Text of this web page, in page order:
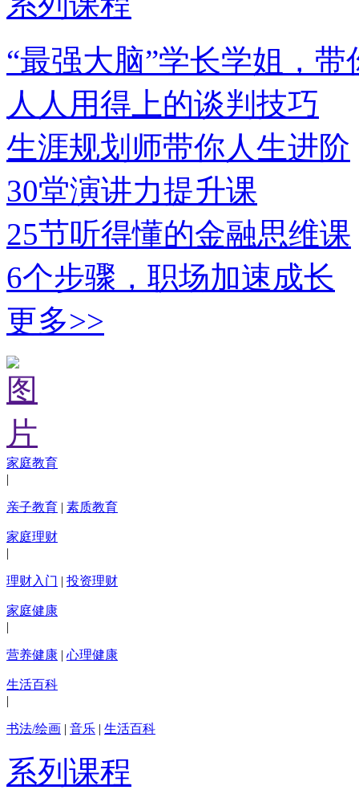
“最强大脑”学长学姐，带
人人用得上的谈判技巧
生涯规划师带你人生进阶
30堂演讲力提升课
25节听得懂的金融思维课
6个步骤，职场加速成长
更多>>
家庭教育
|
亲子教育 | 素质教育
家庭理财
|
理财入门 | 投资理财
家庭健康
|
营养健康 | 心理健康
生活百科
|
书法/绘画 | 音乐 | 生活百科
系列课程